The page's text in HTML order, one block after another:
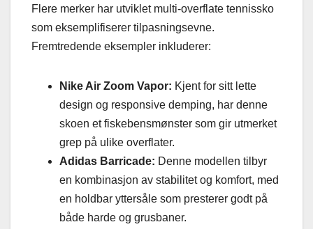
Flere merker har utviklet multi-overflate tennissko
som eksemplifiserer tilpasningsevne.
Fremtredende eksempler inkluderer:
Nike Air Zoom Vapor: Kjent for sitt lette
design og responsive demping, har denne
skoen et fiskebensmønster som gir utmerket
grep på ulike overflater.
Adidas Barricade: Denne modellen tilbyr
en kombinasjon av stabilitet og komfort, med
en holdbar yttersåle som presterer godt på
både harde og grusbaner.